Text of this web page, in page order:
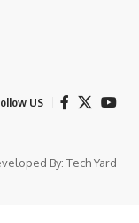
US
By: Tech Yard